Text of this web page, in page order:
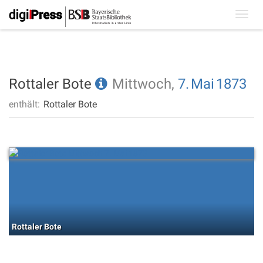
Rottaler Bote Mittwoch, 7. Mai 1873
enthält: Rottaler Bote
Rottaler Bote